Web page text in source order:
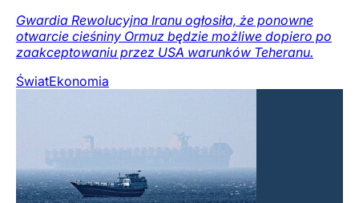
Gwardia Rewolucyjna Iranu ogłosiła, że ponowne
otwarcie cieśniny Ormuz będzie możliwe dopiero po
zaakceptowaniu przez USA warunków Teheranu.
ŚwiatEkonomia